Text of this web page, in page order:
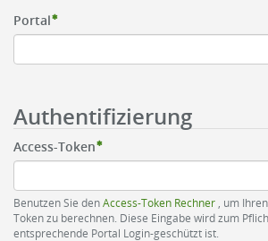
Portal
Authentifizierung
Access-Token
Benutzen Sie denAccess-Token Rechner
, um
Token zu berechnen. Diese Eingabe wird zum
entsprechende Portal Login-geschützt ist.